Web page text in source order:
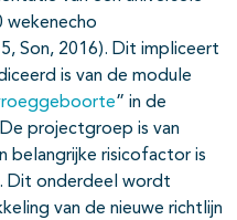
wekenecho
Son, 2016). Dit impliceert
is van de module
” in de
projectgroep is van
belangrijke risicofactor is
Dit onderdeel wordt
van de nieuwe richtlijn